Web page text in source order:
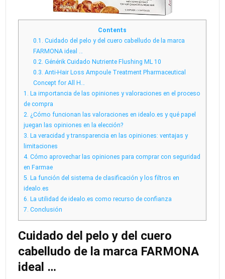
Contents
0.1. Cuidado del pelo y del cuero cabelludo de la marca
FARMONA ideal …
0.2. Générik Cuidado Nutriente Flushing ML 10
0.3. Anti-Hair Loss Ampoule Treatment Pharmaceutical
Concept for All H…
1. La importancia de las opiniones y valoraciones en el proceso
de compra
2. ¿Cómo funcionan las valoraciones en idealo.es y qué papel
juegan las opiniones en la elección?
3. La veracidad y transparencia en las opiniones: ventajas y
limitaciones
4. Cómo aprovechar las opiniones para comprar con seguridad
en Farmae
5. La función del sistema de clasificación y los filtros en
idealo.es
6. La utilidad de idealo.es como recurso de confianza
7. Conclusión
Cuidado del pelo y del cuero
cabelludo de la marca FARMONA
ideal …